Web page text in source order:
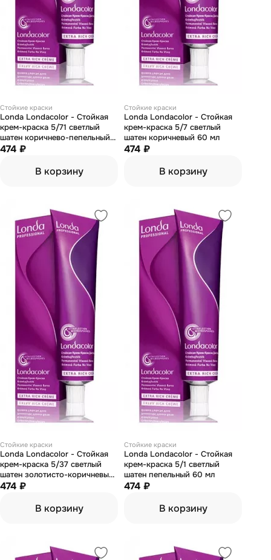
Стойкие краски
Londa Londacolor - Стойкая
крем-краска 5/71 светлый
шатен коричнево-пепельный
60 мл
474 ₽
В корзину
Стойкие краски
Londa Londacolor - Стойкая
крем-краска 5/7 светлый
шатен коричневый 60 мл
474 ₽
В корзину
Стойкие краски
Londa Londacolor - Стойкая
крем-краска 5/37 светлый
шатен золотисто-коричневый
60 мл
474 ₽
В корзину
Стойкие краски
Londa Londacolor - Стойкая
крем-краска 5/1 светлый
шатен пепельный 60 мл
474 ₽
В корзину